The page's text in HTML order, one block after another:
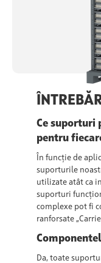
Ce suporturi
pentru
În funcție de
suporturile
utilizate atât ca
suporturi
complexe pot fi
ranforsate
Da, toate